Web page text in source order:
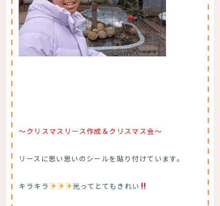
〜クリスマスリース作成＆クリスマス会〜
リースに思い思いのシールを貼り付けています。
キラキラ 光ってとてもきれい